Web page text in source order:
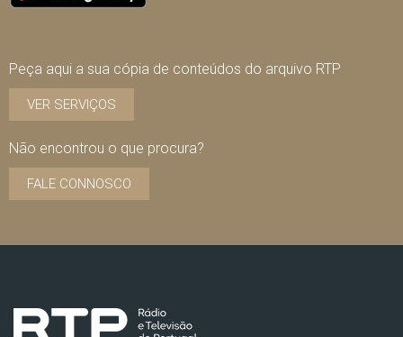
Peça aqui a sua cópia de conteúdos do arquivo RTP
VER SERVIÇOS
Não encontrou o que procura?
FALE CONNOSCO